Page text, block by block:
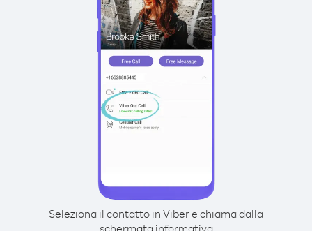
Seleziona il contatto in Viber e chiama dalla
schermata informativa